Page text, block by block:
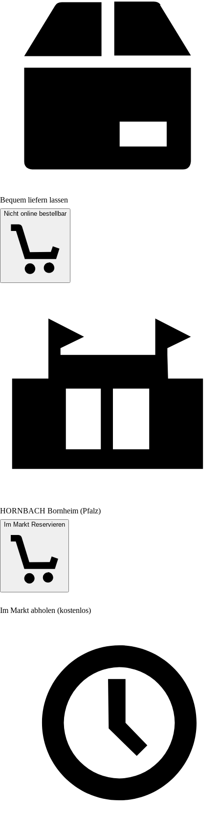
Bequem liefern lassen
Nicht online bestellbar
HORNBACH Bornheim (Pfalz)
Im Markt Reservieren
Im Markt abholen (kostenlos)